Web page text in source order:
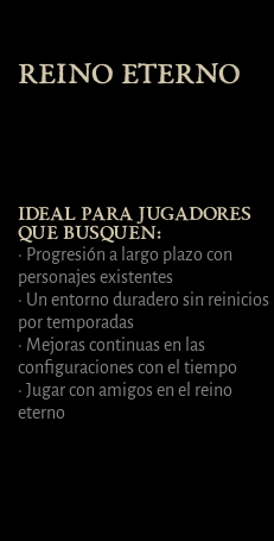
REINO ETERNO
IDEAL PARA JUGADORES
QUE BUSQUEN:
· Progresión a largo plazo con
personajes existentes
· Un entorno duradero sin reinicios
por temporadas
· Mejoras continuas en las
configuraciones con el tiempo
· Jugar con amigos en el reino
eterno